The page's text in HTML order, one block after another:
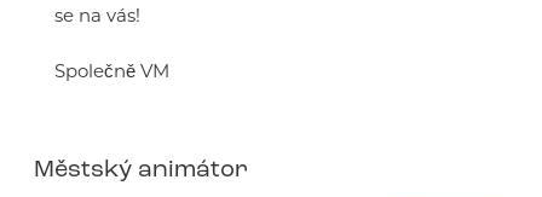
se na vás!
Společně VM
Městský animátor